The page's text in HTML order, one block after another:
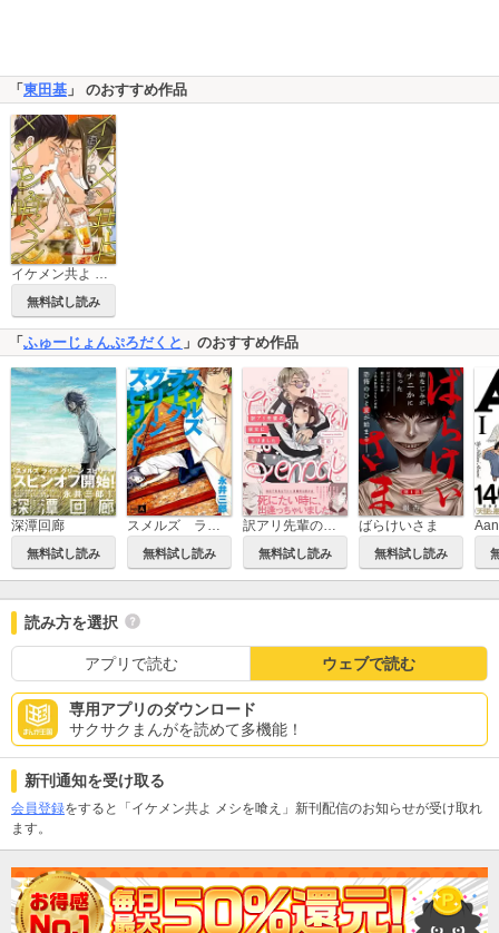
「 東田基 」 のおすすめ作品
無料試し読み
「ふゅーじょんぷろだくと 」のおすすめ作品
深潭回廊
無料試し読み
スメルズ ライク グリーン スピリット
無料試し読み
訳アリ先輩の彼女になりました
無料試し読み
ばらけいさま
無料試し読み
読み方を選択
アプリで読む ウェブで読む
専用アプリのダウンロード
サクサクまんがを読めて多機能！
新刊通知を受け取る
会員登録をすると「イケメン共よ メシを喰え」新刊配信のお知らせが受け取れ
ます。